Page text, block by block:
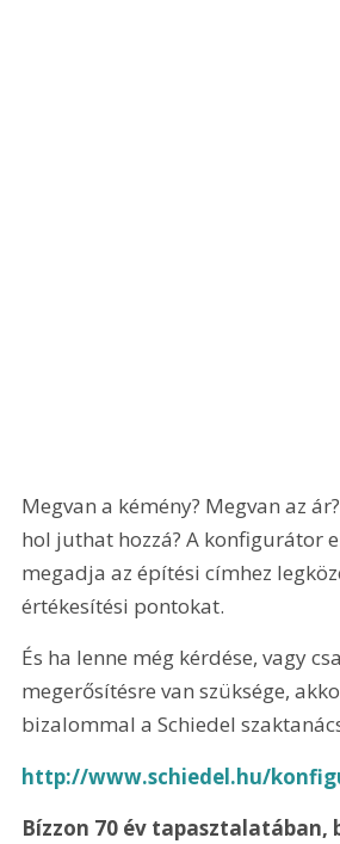
Megvan a kémény? Megvan az
hol juthat hozzá? A konfigurátor
megadja az építési címhez
értékesítési pontokat.
És ha lenne még kérdése, vagy
megerősítésre van szüksége,
bizalommal a Schiedel
http://www.schiedel.hu/
Bízzon 70 év tapasztalatában,